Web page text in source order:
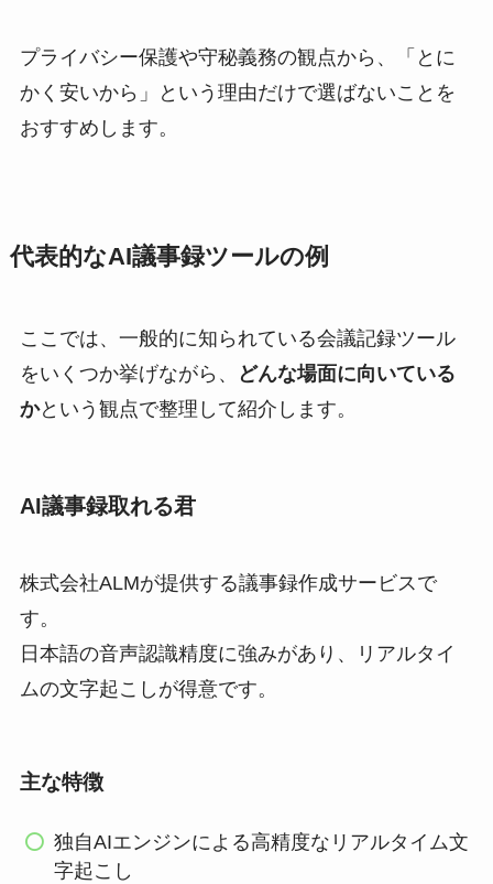
プライバシー保護や守秘義務の観点から、「とに
かく安いから」という理由だけで選ばないことを
おすすめします。
代表的なAI議事録ツールの例
ここでは、一般的に知られている会議記録ツール
をいくつか挙げながら、
どんな場面に向いている
かという観点で整理して紹介します。
AI議事録取れる君
株式会社ALMが提供する議事録作成サービスで
す。
日本語の音声認識精度に強みがあり、リアルタイ
ムの文字起こしが得意です。
主な特徴
独自AIエンジンによる高精度なリアルタイム文
字起こし